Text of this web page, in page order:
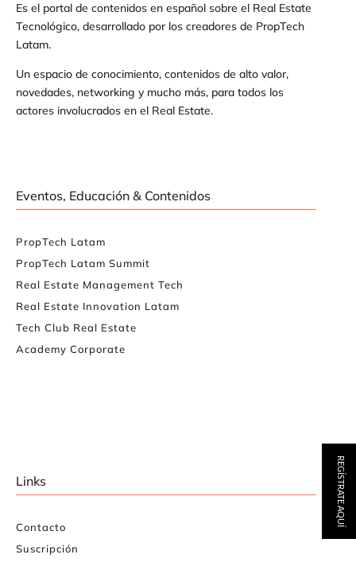
Es el portal de contenidos en español sobre el Real Estate
Tecnológico, desarrollado por los creadores de PropTech
Latam.
Un espacio de conocimiento, contenidos de alto valor,
novedades, networking y mucho más, para todos los
actores involucrados en el Real Estate.
Eventos, Educación & Contenidos
PropTech Latam
PropTech Latam Summit
Real Estate Management Tech
Real Estate Innovation Latam
Tech Club Real Estate
Academy Corporate
Links
Contacto
Suscripción
REGÍSTRATE AQUÍ